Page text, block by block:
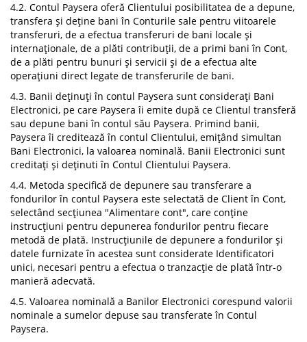
4.2. Contul Paysera oferă Clientului posibilitatea de a depune,
transfera și deține bani în Conturile sale pentru viitoarele
transferuri, de a efectua transferuri de bani locale și
internaționale, de a plăti contribuții, de a primi bani în Cont,
de a plăti pentru bunuri și servicii și de a efectua alte
operațiuni direct legate de transferurile de bani.
4.3. Banii deținuți în contul Paysera sunt considerați Bani
Electronici, pe care Paysera îi emite după ce Clientul transferă
sau depune bani în contul său Paysera. Primind banii,
Paysera îi creditează în contul Clientului, emițând simultan
Bani Electronici, la valoarea nominală. Banii Electronici sunt
creditați și deținuti în Contul Clientului Paysera.
4.4. Metoda specifică de depunere sau transferare a
fondurilor în contul Paysera este selectată de Client în Cont,
selectând secțiunea "Alimentare cont", care conține
instrucțiuni pentru depunerea fondurilor pentru fiecare
metodă de plată. Instrucțiunile de depunere a fondurilor și
datele furnizate în acestea sunt considerate Identificatori
unici, necesari pentru a efectua o tranzacție de plată într-o
manieră adecvată.
4.5. Valoarea nominală a Banilor Electronici corespund valorii
nominale a sumelor depuse sau transferate în Contul
Paysera.